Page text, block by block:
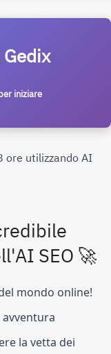
iniziare
ore utilizzando AI
SEO 🚀
mondo online!
la vetta dei